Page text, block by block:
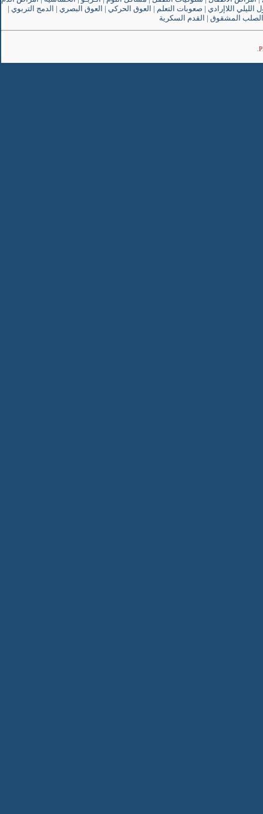
الليلي اللاإرادي | صعوبات التعلم | العوق الحركي | العوق البصري | الدمج التربوي |
الصلب المشقوق | القدم السكرية